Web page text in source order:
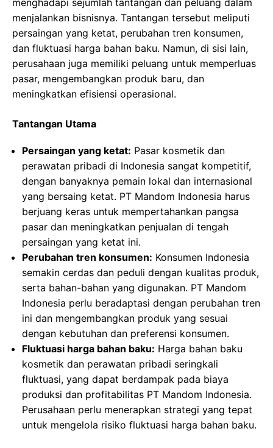
menghadapi sejumlah tantangan dan peluang dalam
menjalankan bisnisnya. Tantangan tersebut meliputi
persaingan yang ketat, perubahan tren konsumen,
dan fluktuasi harga bahan baku. Namun, di sisi lain,
perusahaan juga memiliki peluang untuk memperluas
pasar, mengembangkan produk baru, dan
meningkatkan efisiensi operasional.
Tantangan Utama
Persaingan yang ketat: Pasar kosmetik dan
perawatan pribadi di Indonesia sangat kompetitif,
dengan banyaknya pemain lokal dan internasional
yang bersaing ketat. PT Mandom Indonesia harus
berjuang keras untuk mempertahankan pangsa
pasar dan meningkatkan penjualan di tengah
persaingan yang ketat ini.
Perubahan tren konsumen: Konsumen Indonesia
semakin cerdas dan peduli dengan kualitas produk,
serta bahan-bahan yang digunakan. PT Mandom
Indonesia perlu beradaptasi dengan perubahan tren
ini dan mengembangkan produk yang sesuai
dengan kebutuhan dan preferensi konsumen.
Fluktuasi harga bahan baku: Harga bahan baku
kosmetik dan perawatan pribadi seringkali
fluktuasi, yang dapat berdampak pada biaya
produksi dan profitabilitas PT Mandom Indonesia.
Perusahaan perlu menerapkan strategi yang tepat
untuk mengelola risiko fluktuasi harga bahan baku.